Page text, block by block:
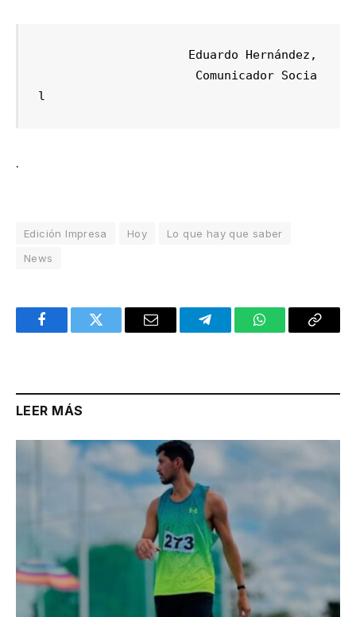
l
.
Edición Impresa Hoy
Lo que hay que saber
News
FacebookTwitter Email TelegramWhatsAppCopy
LEER MÁS